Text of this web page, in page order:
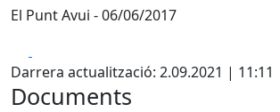
El Punt Avui - 06/06/2017
Darrera actualització: 2.09.2021 | 11:11
Documents